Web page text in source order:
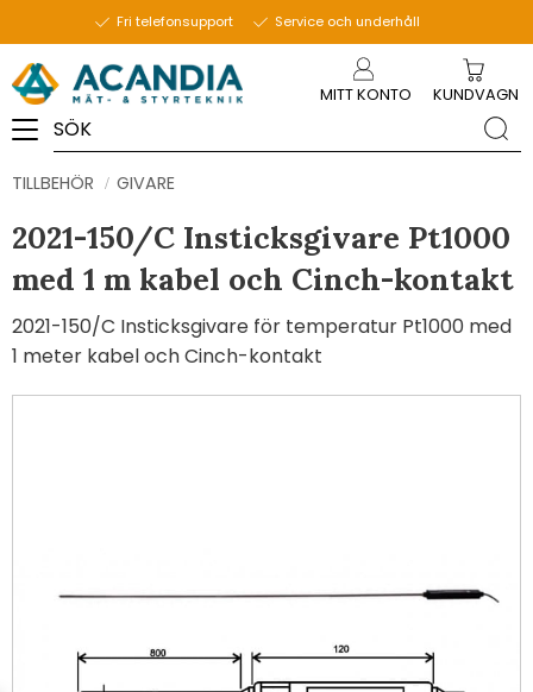
Fri telefonsupport Service och underhåll
MITT KONTO KUNDVAGN
TILLBEHÖR GIVARE
2021-150/C Insticksgivare Pt1000
med 1 m kabel och Cinch-kontakt
2021-150/C Insticksgivare för temperatur Pt1000 med
1 meter kabel och Cinch-kontakt